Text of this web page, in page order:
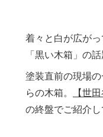
着々と白が広がっ
「黒い木箱」の
塗装直前の現場
らの木箱。 【世
の終盤でご紹介し